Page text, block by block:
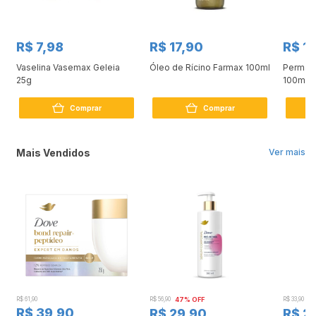
R$ 7,98
Vaselina Vasemax Geleia
25g
Comprar
R$ 17,90
Óleo de Rícino Farmax 100ml
Comprar
R$
100mg
Ver mais
Mais Vendidos
R$ 61,90
R$ 39,90
R$ 56,90 47% OFF R$ 33,90